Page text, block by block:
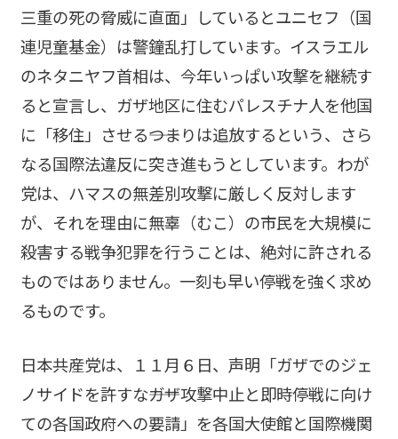
三重の死の脅威に直面」しているとユニセフ（国
連児童基金）は警鐘乱打しています。イスラエル
のネタニヤフ首相は、今年いっぱい攻撃を継続す
ると宣言し、ガザ地区に住むパレスチナ人を他国
に「移住」させる――つまりは追放するという、さら
なる国際法違反に突き進もうとしています。わが
党は、ハマスの無差別攻撃に厳しく反対します
が、それを理由に無辜（むこ）の市民を大規模に
殺害する戦争犯罪を行うことは、絶対に許される
ものではありません。一刻も早い停戦を強く求め
るものです。
日本共産党は、１１月６日、声明「ガザでのジェ
ノサイドを許すな――ガザ攻撃中止と即時停戦に向け
ての各国政府への要請」を各国大使館と国際機関